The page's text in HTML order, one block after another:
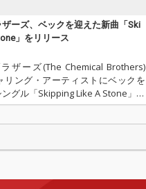
ーズ、ベックを迎えた新曲「Ski
」をリリース
ザーズ(The Chemical Brothers)
リング・アーティストにベックを
グル「Skipping Like A Stone」を
本楽曲は、2023年9月8日(金)発売